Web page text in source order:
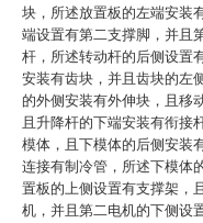
块，所述放置板的左端安装
端设置有第二支撑脚，并且
杆，所述转动杆的后侧设置
安装有齿块，并且齿块的左
的外侧安装有外伸块，且移
且升降杆的下端安装有衔接
模体，且下模体的后侧安装
连接有制冷管，所述下模体
置板的上侧设置有支撑架，
机，并且第二电机的下侧设